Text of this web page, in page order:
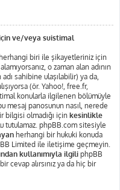
ve/veya suistimal
biri ile şikayetleriniz için
o zaman alan adının
adı sahibine ulaşılabilir) ya da,
(ör. Yahoo!, free.fr,
konularla ilgilenen bölümüyle
mesaj panosunun nasıl, nerede
bilgisi olmadığı için kesinlikle
tutulamaz. phpBB.com sitesiyle
herhangi bir hukuki konuda
Limited ile iletişime geçmeyin.
kullanımıyla ilgiliphpBB
cevap alırsınız ya da hiç bir